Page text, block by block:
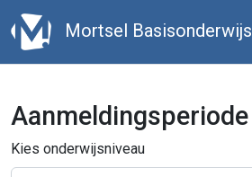
Mortsel Basisonderwijs
Aanmeldingsperiode
Kies onderwijsniveau